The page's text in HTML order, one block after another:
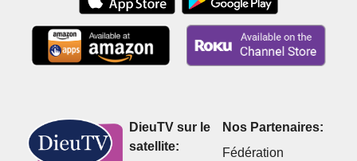
DieuTV sur le
satellite:
Nos Partenaires:
Fédération